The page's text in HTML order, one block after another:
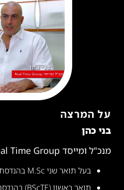
על המרצה
בני כהן
מנכ"ל ומייסד Real Time Group
בעל תואר שני M.Sc בהנדסת תקשורת.
תואר ראשון (BScTE) בהנדסת אלקטרוניקה.